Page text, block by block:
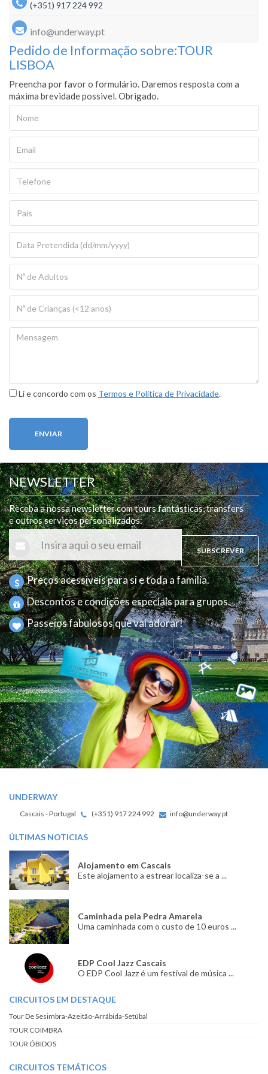
(+351) 917 224 992
info@underway.pt
Pedido de Informação sobre:TOUR
LISBOA
Preencha por favor o formulário. Daremos resposta com a
máxima brevidade possivel. Obrigado.
Li e concordo com os Termos e Politica de Privacidade.
ENVIAR
NEWSLETTER
Receba a nossa newsletter com tours fantásticas, transfers
e outros serviços personalizados:
SUBSCREVER
Preços acessiveis para si e toda a familia.
Descontos e condições especiais para grupos.
Passeios fabulosos que vai adorar!
UNDERWAY
Cascais - Portugal (+351) 917 224 992 info@underway.pt
ÚLTIMAS NOTICIAS
Alojamento em Cascais
Este alojamento a estrear localiza-se a ...
Caminhada pela Pedra Amarela
Uma caminhada com o custo de 10 euros ...
EDP Cool Jazz Cascais
O EDP Cool Jazz é um festival de música ...
CIRCUITOS EM DESTAQUE
Tour De Sesimbra-Azeitão-Arrábida-Setúbal
TOUR COIMBRA
TOUR ÓBIDOS
CIRCUITOS TEMÁTICOS